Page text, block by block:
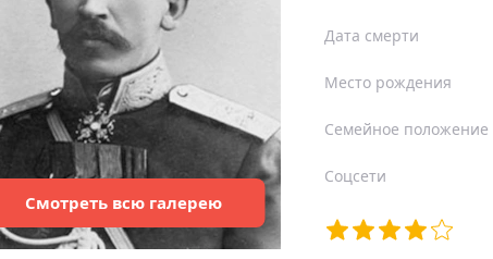
Смотреть всюгалерею
Дата смерти
Место рождения
Семейное положение
Соцсети